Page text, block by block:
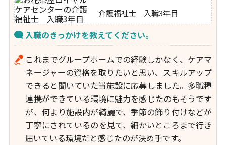
介護福祉士 入職3年目
入職のきっかけを教えてください。
これまでグループホームでの経験しかなく、ケアマ
ネージャーの資格を取りたいと思い、スキルアップ
できると聞いていた当施設に応募しました。多職種
連携ができている環境に魅力を感じたのもそうです
が、何より施設内が綺麗で、季節の飾り付けなどが
丁寧にされているのを見て、細かいところまで行き
届いている環境だと感じたのが決め手です。